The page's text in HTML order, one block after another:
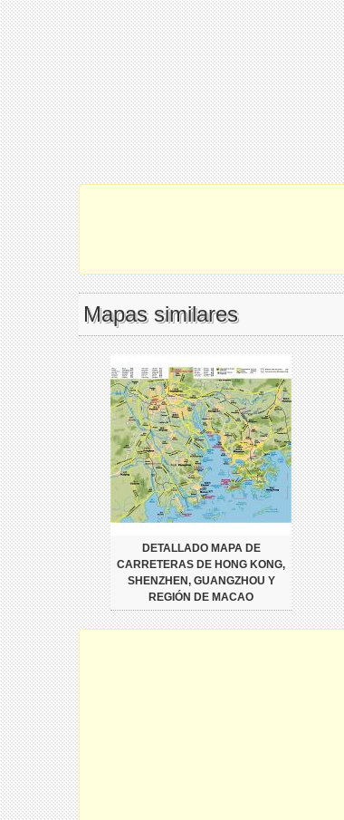
Mapas similares
DETALLADO MAPA DE
CARRETERAS DE HONG KONG,
SHENZHEN, GUANGZHOU Y
REGIÓN DE MACAO